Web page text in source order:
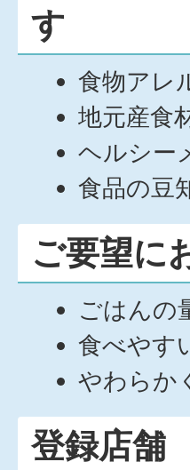
す
食物アレ
地元産食
ヘルシー
食品の豆
ご要望に
ごはんの
食べやす
やわらか
登録店舗